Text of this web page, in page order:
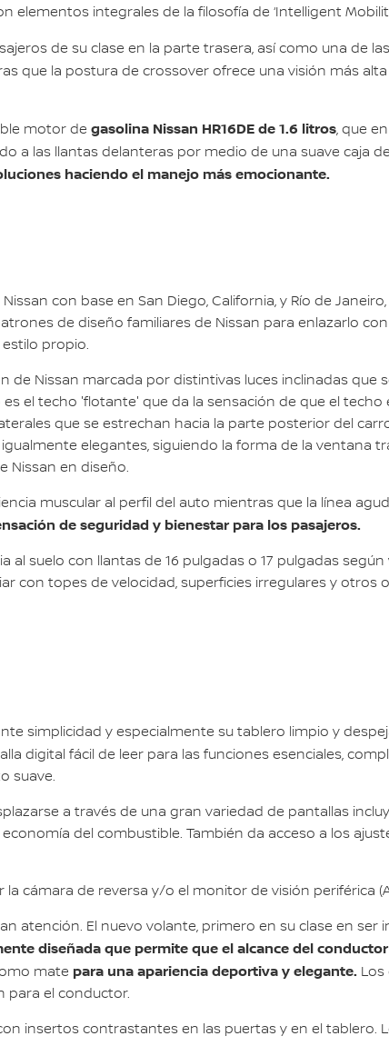
elementos integrales de la filosofía de ‘Intelligent
de su clase en la parte trasera, así como una de
que la postura de crossover ofrece una visión más
motor de gasolina Nissan HR16DE de 1.6 litros, que
a las llantas delanteras por medio de una suave caja
haciendo el manejo más emocionante.
con base en San Diego, California, y Río de
de diseño familiares de Nissan para enlazarlo
propio.
de Nissan marcada por distintivas luces inclinadas
el techo 'flotante' que da la sensación de que el
que se estrechan hacia la parte posterior del
elegantes, siguiendo la forma de la ventana
Nissan en diseño.
muscular al perfil del auto mientras que la línea
de seguridad y bienestar para los pasajeros.
al suelo con llantas de 16 pulgadas o 17 pulgadas
con topes de velocidad, superficies irregulares y
simplicidad y especialmente su tablero limpio y
digital fácil de leer para las funciones esenciales,
suave.
a través de una gran variedad de pantallas
del combustible. También da acceso a los
cámara de reversa y/o el monitor de visión periférica
atención. El nuevo volante, primero en su clase en
diseñada que permite que el alcance del
mate para una apariencia deportiva y elegante.
para el conductor.
insertos contrastantes en las puertas y en el tablero.